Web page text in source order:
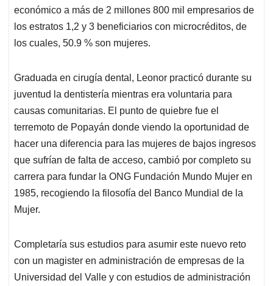
económico a más de 2 millones 800 mil empresarios de
los estratos 1,2 y 3 beneficiarios con microcréditos, de
los cuales, 50.9 % son mujeres.
Graduada en cirugía dental, Leonor practicó durante su
juventud la dentistería mientras era voluntaria para
causas comunitarias. El punto de quiebre fue el
terremoto de Popayán donde viendo la oportunidad de
hacer una diferencia para las mujeres de bajos ingresos
que sufrían de falta de acceso, cambió por completo su
carrera para fundar la ONG Fundación Mundo Mujer en
1985, recogiendo la filosofía del Banco Mundial de la
Mujer.
Completaría sus estudios para asumir este nuevo reto
con un magister en administración de empresas de la
Universidad del Valle y con estudios de administración